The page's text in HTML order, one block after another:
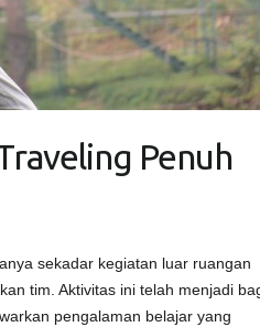
Penuh
sekadar kegiatan luar ruangan
tim. Aktivitas ini telah menjadi
pengalaman belajar yang